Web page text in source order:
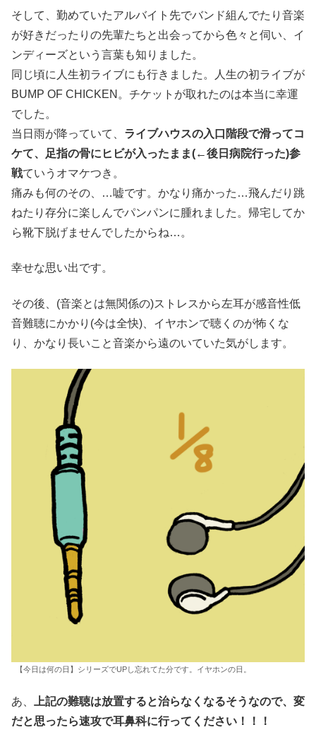
そして、勤めていたアルバイト先でバンド組んでたり音楽
が好きだったりの先輩たちと出会ってから色々と伺い、イ
ンディーズという言葉も知りました。
同じ頃に人生初ライブにも行きました。人生の初ライブが
BUMP OF CHICKEN。チケットが取れたのは本当に幸運
でした。
当日雨が降っていて、 ライブハウスの入口階段で滑ってコ
ケて、足指の骨にヒビが入ったまま(←後日病院行った)参
戦ていうオマケつき。
痛みも何のその、…嘘です。かなり痛かった…飛んだり跳
ねたり存分に楽しんでパンパンに腫れました。帰宅してか
ら靴下脱げませんでしたからね…。
幸せな思い出です。
その後、(音楽とは無関係の)ストレスから左耳が感音性低
音難聴にかかり(今は全快)、イヤホンで聴くのが怖くな
り、かなり長いこと音楽から遠のいていた気がします。
【今日は何の日】シリーズでUPし忘れてた分です。イヤホンの日。
あ、
上記の難聴は放置すると治らなくなるそうなので、変
だと思ったら速攻で耳鼻科に行ってください！！！